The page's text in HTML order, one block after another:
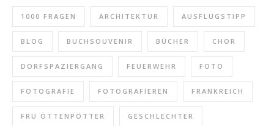
1000 FRAGEN ARCHITEKTUR AUSFLUGSTIPP
BLOG BUCHSOUVENIR BÜCHER CHOR
DORFSPAZIERGANG FEUERWEHR FOTO
FOTOGRAFIE FOTOGRAFIEREN FRANKREICH
FRU ÖTTENPÖTTER GESCHLECHTER